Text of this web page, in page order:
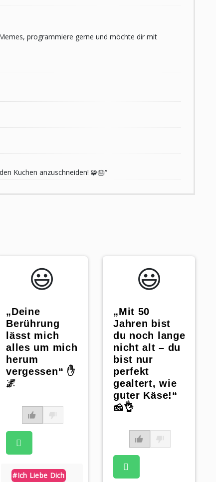
programmiere gerne und möchte dir mit
Kuchen anzuschneiden! 🧩🎂“
😃️
„Deine
Berührung
lässt mich
alles um mich
herum
vergessen“ ✋
🌌
#ich Liebe Dich
😃️
„Mit 50
Jahren bist
du noch lange
nicht alt – du
bist nur
perfekt
gealtert, wie
guter Käse!“
🧀👌